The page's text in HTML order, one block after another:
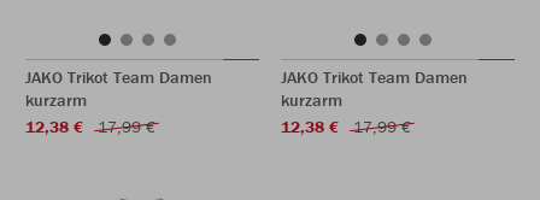
JAKO Trikot Team Damen
kurzarm
12,38 €
17,99 €
JAKO Trikot Team Damen
kurzarm
12,38 €
17,99 €